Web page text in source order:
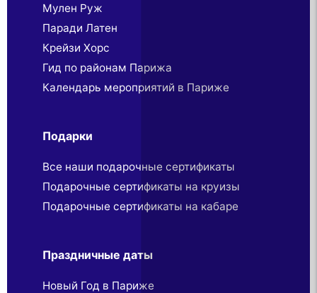
Мулен Руж
Паради Латен
Крейзи Хорс
Гид по районам Парижа
Календарь мероприятий в Париже
Подарки
Все наши подарочные сертификаты
Подарочные сертификаты на круизы
Подарочные сертификаты на кабаре
Праздничные даты
Новый Год в Париже